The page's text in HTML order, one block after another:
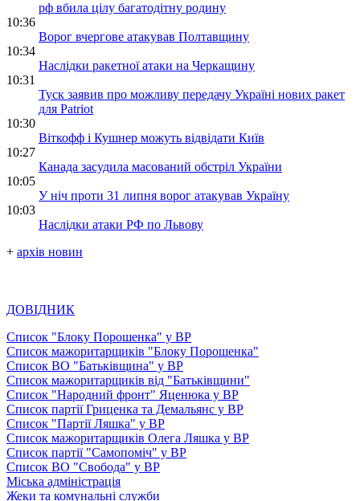
рф вбила цілу багатодітну родину
10:36
Ворог вчергове атакував Полтавщину
10:34
Наслідки ракетної атаки на Черкащину
10:31
Туск заявив про можливу передачу Україні нових ракет
для Patriot
10:30
Віткофф і Кушнер можуть відвідати Київ
10:27
Канада засудила масований обстріл України
10:05
У ніч проти 31 липня ворог атакував Україну
10:03
Наслідки атаки РФ по Львову
+ архів новин
ДОВІДНИК
Список "Блоку Порошенка" у ВР
Список мажоритарщиків "Блоку Порошенка"
Список ВО "Батьківщина" у ВР
Список мажоритарщиків від "Батьківщини"
Список "Народний фронт" Яценюка у ВР
Список партії Гриценка та Демальянс у ВР
Список "Партії Ляшка" у ВР
Список мажоритарщиків Олега Ляшка у ВР
Список партії "Самопоміч" у ВР
Список ВО "Свобода" у ВР
Міська адміністрація
Жеки та комунальні служби